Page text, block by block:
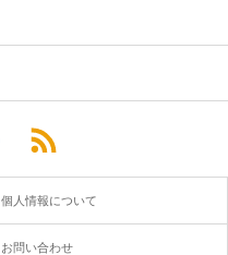
個人情報について
お問い合わせ